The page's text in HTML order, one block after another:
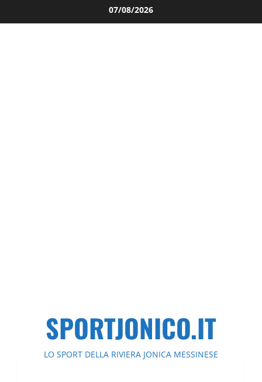
al
07/08/2026
SPORTJONICO.IT
LO SPORT DELLA RIVIERA JONICA MESSINESE